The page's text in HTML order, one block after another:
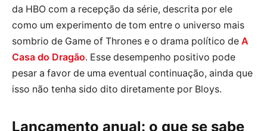
da HBO com a recepção da série, descrita por ele
como um experimento de tom entre o universo mais
sombrio de Game of Thrones e o drama político de A
Casa do Dragão. Esse desempenho positivo pode
pesar a favor de uma eventual continuação, ainda que
isso não tenha sido dito diretamente por Bloys.
Lançamento anual: o que se sabe